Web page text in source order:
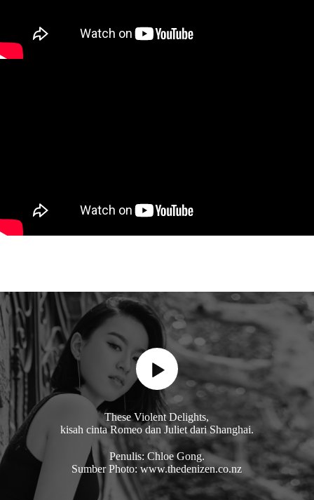
These Violent Delights,
kisah cinta Romeo dan Juliet dari Shanghai.
Penulis: Chloe Gong.
Sumber Photo: www.thedenizen.co.nz